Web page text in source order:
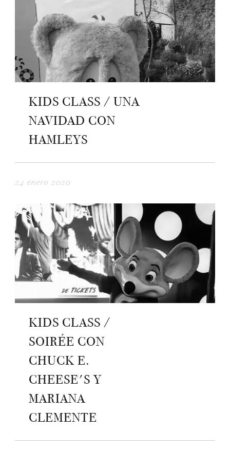
KIDS CLASS / UNA
NAVIDAD CON
HAMLEYS
24 enero 2020
KIDS CLASS /
SOIRÉE CON
CHUCK E.
CHEESE'S Y
MARIANA
CLEMENTE